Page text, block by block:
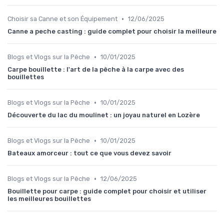
Choisir sa Canne et son Équipement • 12/06/2025
Canne a peche casting : guide complet pour choisir la meilleure
Blogs et Vlogs sur la Pêche • 10/01/2025
Carpe bouillette : l'art de la pêche à la carpe avec des
bouillettes
Blogs et Vlogs sur la Pêche • 10/01/2025
Découverte du lac du moulinet : un joyau naturel en Lozère
Blogs et Vlogs sur la Pêche • 10/01/2025
Bateaux amorceur : tout ce que vous devez savoir
Blogs et Vlogs sur la Pêche • 12/06/2025
Bouillette pour carpe : guide complet pour choisir et utiliser
les meilleures bouillettes